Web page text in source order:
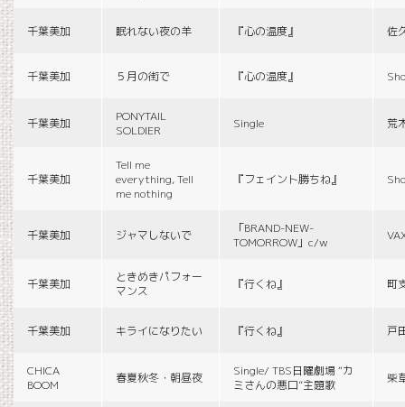
千葉美加 眠れない夜の羊 『心の温度』 佐
千葉美加 ５月の街で 『心の温度』
千葉美加
PONYTAIL
SOLDIER
Single 荒
千葉美加
Tell me
everything, Tell
me nothing
『フェイント勝ちね』
千葉美加 ジャマしないで
「BRAND-NEW-
TOMORROW」c/w
千葉美加
ときめきパフォー
マンス
『行くね』 町
千葉美加 キライになりたい 『行くね』 戸
CHICA
BOOM
春夏秋冬・朝昼夜
Single/ TBS日曜劇場 “カ
ミさんの悪口”主題歌
柴